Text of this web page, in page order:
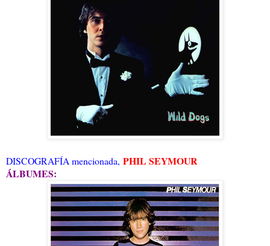
DISCOGRAFÍA mencionada, PHIL SEYMOUR
ÁLBUMES: